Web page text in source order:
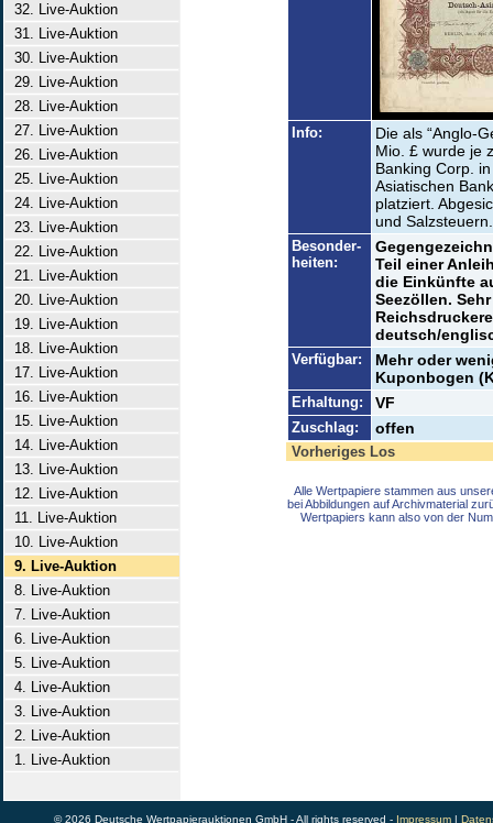
32. Live-Auktion
31. Live-Auktion
30. Live-Auktion
29. Live-Auktion
28. Live-Auktion
27. Live-Auktion
26. Live-Auktion
25. Live-Auktion
24. Live-Auktion
23. Live-Auktion
22. Live-Auktion
21. Live-Auktion
20. Live-Auktion
19. Live-Auktion
18. Live-Auktion
17. Live-Auktion
16. Live-Auktion
15. Live-Auktion
14. Live-Auktion
13. Live-Auktion
12. Live-Auktion
11. Live-Auktion
10. Live-Auktion
9. Live-Auktion
8. Live-Auktion
7. Live-Auktion
6. Live-Auktion
5. Live-Auktion
4. Live-Auktion
3. Live-Auktion
2. Live-Auktion
1. Live-Auktion
Info:
Die als “Anglo-
Mio. £ wurde je
Banking Corp.
Asiatischen
platziert.
und
Besonder-
heiten:
Teil einer
die Einkünfte
Seezöllen.
deutsch/
Verfügbar:
Mehr oder
Kuponbogen
Erhaltung: VF
Zuschlag: offen
Vorheriges Los
Alle Wertpapiere stammen aus
bei Abbildungen auf Archivmaterial
Wertpapiers kann also von der
© 2026 Deutsche Wertpapierauktionen GmbH - All rights reserved - Impressum|